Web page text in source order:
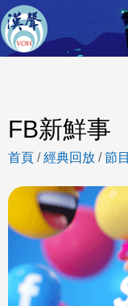
FB新鮮事
首頁 /經典回放 /節目